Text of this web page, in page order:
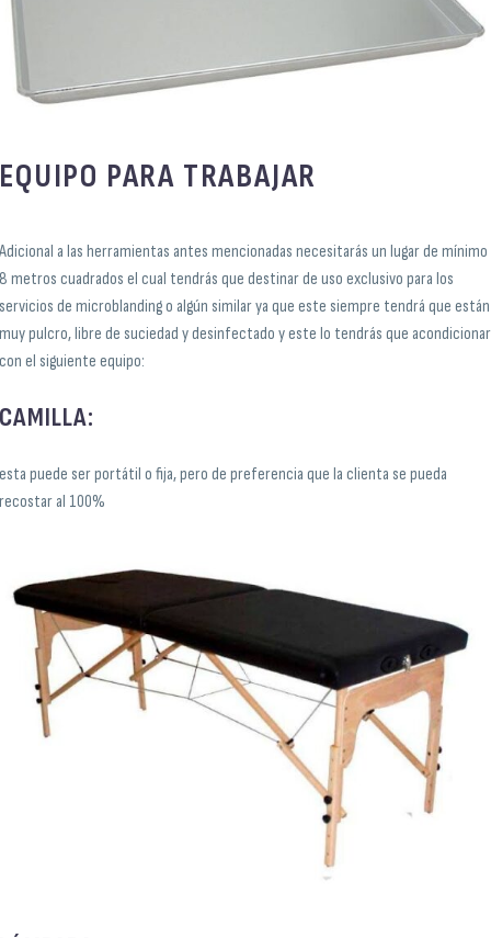
EQUIPO PARA TRABAJAR
Adicional a las herramientas antes mencionadas necesitarás un lugar de mínimo
8 metros cuadrados el cual tendrás que destinar de uso exclusivo para los
servicios de microblanding o algún similar ya que este siempre tendrá que están
muy pulcro, libre de suciedad y desinfectado y este lo tendrás que acondicionar
con el siguiente equipo:
CAMILLA:
esta puede ser portátil o fija, pero de preferencia que la clienta se pueda
recostar al 100%